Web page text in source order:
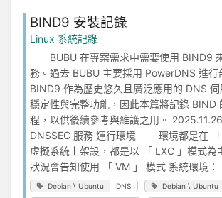
BIND9 安裝記錄
Linux 系統記錄
BUBU 在專案需求中需要使用 BIND9
務。過去 BUBU 主要採用 PowerDNS 進行
BIND9 作為歷史悠久且廣泛應用的 DNS
穩定性與完整功能，因此本篇將記錄 BIND
程，以供後續參考與維護之用。
DNSSEC 服務 運行環境 環境都是在 「
虛擬系統上架設，都是以 「 LXC 」模式為
狀況會告知使用 「 VM 」 模式 系統環境
Debian \ Ubuntu DNS Debian \ Ubuntu